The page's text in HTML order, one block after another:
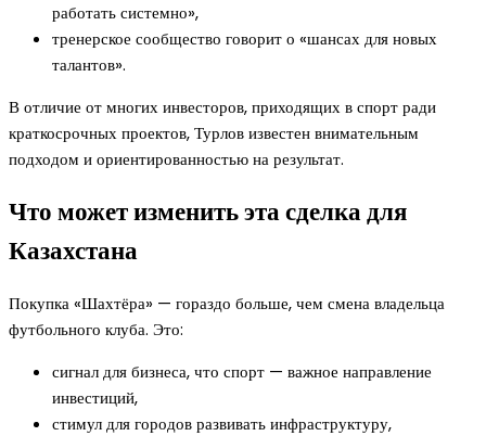
работать системно»,
тренерское сообщество говорит о «шансах для новых
талантов».
В отличие от многих инвесторов, приходящих в спорт ради
краткосрочных проектов, Турлов известен внимательным
подходом и ориентированностью на результат.
Что может изменить эта сделка для
Казахстана
Покупка «Шахтёра» — гораздо больше, чем смена владельца
футбольного клуба. Это:
сигнал для бизнеса, что спорт — важное направление
инвестиций,
стимул для городов развивать инфраструктуру,